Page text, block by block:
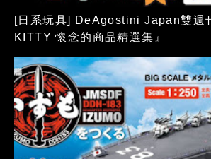
[日系玩具] DeAgostini Japan雙週
KITTY 懷念的商品精選集』